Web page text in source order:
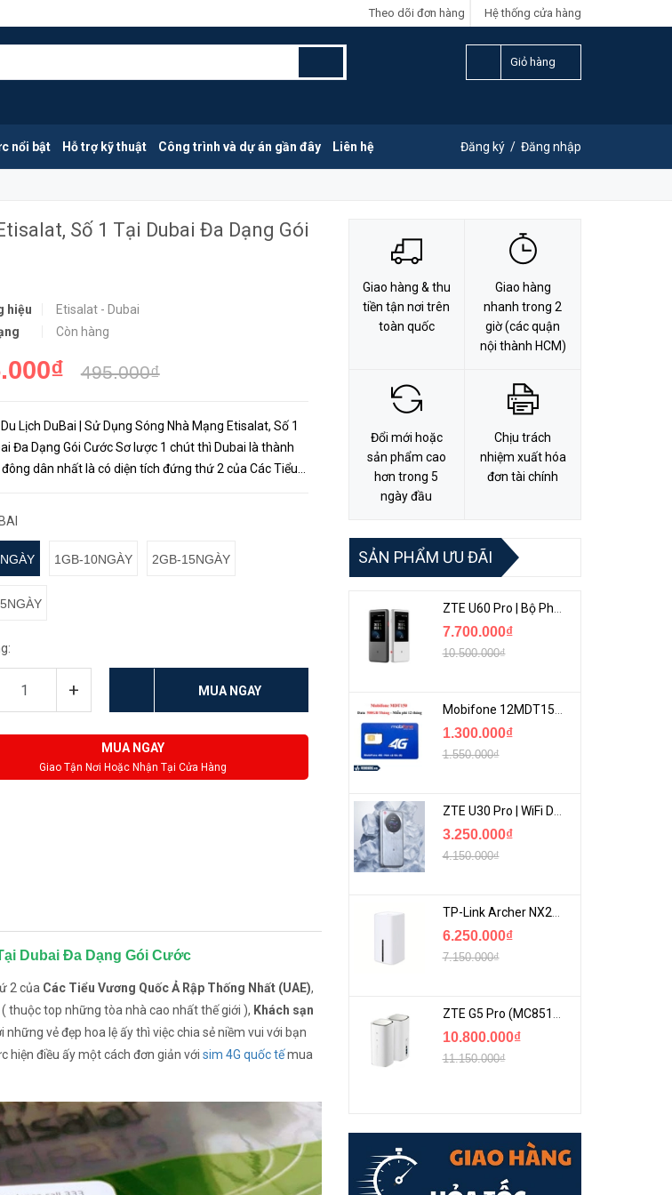
Hệ thống cửa hàng
Theo dõi đơn hàng
Giỏ hàng
nổi bật Hỗ trợ kỹ thuật Công trình và dự án gần đây Liên hệ Đăng ký / Đăng nhập
Số 1 Tại Dubai Đa Dạng Gói
hiệu
Etisalat - Dubai
Còn hàng
495.000₫
Lịch DuBai | Sử Dụng Sóng Nhà Mạng Etisalat, Số 1
Đa Dạng Gói Cước Sơ lược 1 chút thì Dubai là thành
dân nhất là có diện tích đứng thứ 2 của Các Tiểu
1GB-10NGÀY 2GB-15NGÀY
+ MUA NGAY
MUA NGAY
Giao Tận Nơi Hoặc Nhận Tại Cửa Hàng
MUA NGAY LIÊN HỆ ĐẶT HÀNG
Dubai Đa Dạng Gói Cước
2 của Các Tiểu Vương Quốc Ả Rập Thống Nhất (UAE),
( thuộc top những tòa nhà cao nhất thế giới ), Khách sạn
những vẻ đẹp hoa lệ ấy thì việc chia sẻ niềm vui với bạn
hiện điều ấy một cách đơn giản với sim 4G quốc tếmua
Giao hàng & thu
tiền tận nơi trên
toàn quốc
Giao hàng
nhanh trong 2
giờ (các quận
nội thành HCM)
Đổi mới hoặc
sản phẩm cao
hơn trong 5
ngày đầu
Chịu trách
nhiệm xuất hóa
đơn tài chính
SẢN PHẨM ƯU ĐÃI
ZTE U60 Pro | Bộ Phát 5G Cầm Tay Tích Hợp Công Nghệ WiFi 7, Pin 10000mAh
7.700.000₫
10.500.000₫
Mobifone 12MDT150 | Sim Chuyên 4G Mobifone Dung Lượng Cao 500GB/Tháng Gói 1 Năm
1.300.000₫
1.550.000₫
ZTE U30 Pro | WiFi Di Động 5G Tốc Độ Lên Đến 500Mbps, Màn Hình Cảm Ứng
3.250.000₫
4.150.000₫
TP-Link Archer NX200 | Bộ Phát WiFi Dùng Sim 5G Tốc Độ Cao Mới FullBox
6.250.000₫
7.150.000₫
ZTE G5 Pro (MC8512) | Router 5G WiFi7 Be7200 Hỗ Trợ Băng Tần 6Ghz Cực Mạnh
10.800.000₫
11.150.000₫